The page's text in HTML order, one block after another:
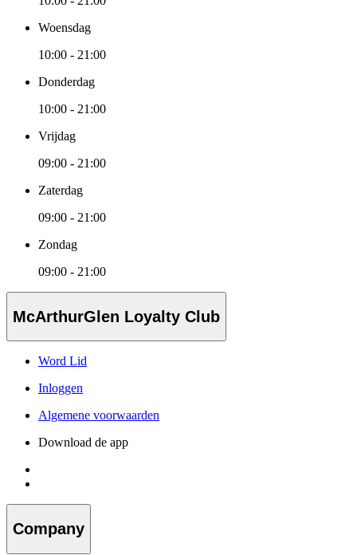
Woensdag
10:00 - 21:00
Donderdag
10:00 - 21:00
Vrijdag
09:00 - 21:00
Zaterdag
09:00 - 21:00
Zondag
09:00 - 21:00
McArthurGlen Loyalty Club
Word Lid
Inloggen
Algemene voorwaarden
Download de app
Company